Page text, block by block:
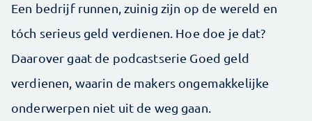
Een bedrijf runnen, zuinig zijn op de wereld en
tóch serieus geld verdienen. Hoe doe je dat?
Daarover gaat de podcastserie Goed geld
verdienen, waarin de makers ongemakkelijke
onderwerpen niet uit de weg gaan.